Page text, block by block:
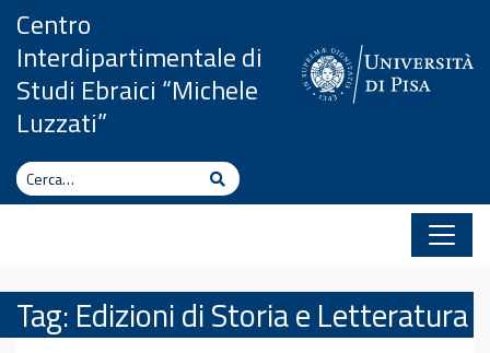
Vai al contenuto
Centro
Interdipartimentale di
Studi Ebraici “Michele
Luzzati”
Cerca Cerca
Tag: Edizioni di Storia e Letteratura